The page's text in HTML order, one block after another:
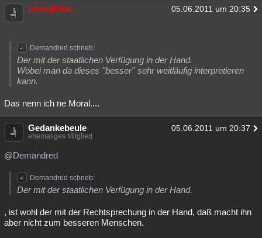
LivingElvis 05.06.2011 um 20:35
Demandred schrieb:
Der mit der staatlichen Verfügung in der Hand.
Wobei man da dieses ''besser'' sehr weitläufig interpretieren
kann.
Das nenn ich ne Moral....
Gedankebeule 05.06.2011 um 20:37
ehemaliges Mitglied
@Demandred
Demandred schrieb:
Der mit der staatlichen Verfügung in der Hand.
, ist wohl der mit der Rechtsprechung in der Hand, daß macht ihn
aber nicht zum besseren Menschen.